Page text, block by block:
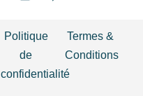
Politique
de
confidentialité
Termes &
Conditions